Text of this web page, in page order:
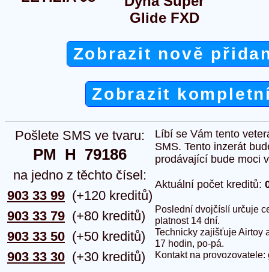
Glide FXD
Zobrazit nově
Zobrazit
Pošlete SMS ve tvaru:
PM  H  79186
na jedno z těchto čísel:
903 33 99
903 33 79
903 33 50
903 33 30
(+120 kreditů)
(+80 kreditů)
(+50 kreditů)
(+30 kreditů)
Líbí se Vám tento
SMS. Tento inzerát
prodávající bude moci
Aktuální počet kreditů:
Poslední dvojčíslí určuje
platnost 14 dní.
Technicky zajišťuje Airtoy
17 hodin, po-pá.
Kontakt na provozovatele: